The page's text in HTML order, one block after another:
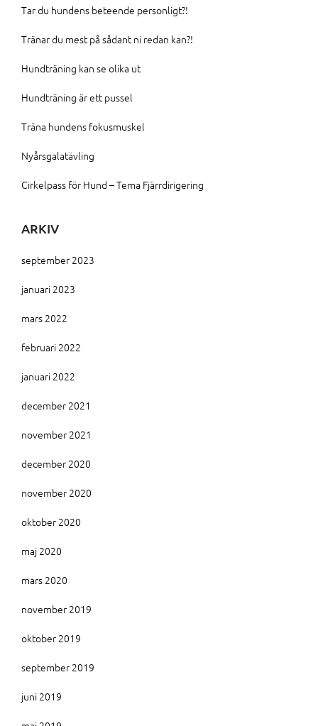
Tar du hundens beteende personligt?!
Tränar du mest på sådant ni redan kan?!
Hundträning kan se olika ut
Hundträning är ett pussel
Träna hundens fokusmuskel
Nyårsgalatävling
Cirkelpass för Hund – Tema Fjärrdirigering
ARKIV
september 2023
januari 2023
mars 2022
februari 2022
januari 2022
december 2021
november 2021
december 2020
november 2020
oktober 2020
maj 2020
mars 2020
november 2019
oktober 2019
september 2019
juni 2019